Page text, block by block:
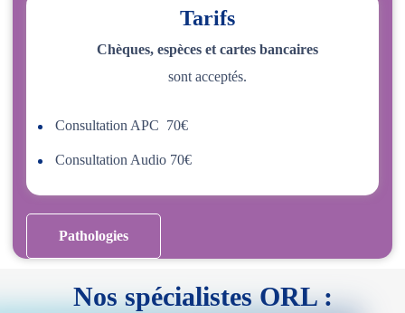
Tarifs
Chèques, espèces et cartes bancaires
sont acceptés.
Consultation APC 70€
Consultation Audio 70€
Pathologies
Nos spécialistes ORL :